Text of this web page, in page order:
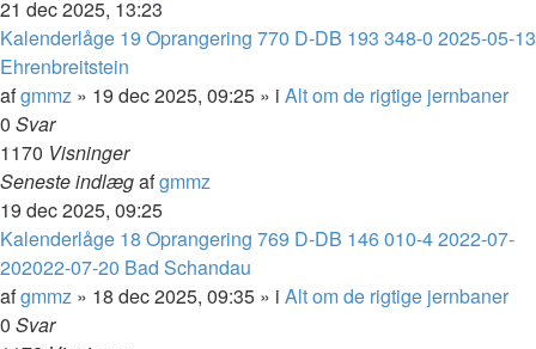
21 dec 2025, 13:23
Kalenderlåge 19 Oprangering 770 D-DB 193 348-0 2025-05-13
Ehrenbreitstein
afgmmz » 19 dec 2025, 09:25 » i Alt om de rigtige jernbaner
0 Svar
1170 Visninger
Seneste indlægafgmmz
19 dec 2025, 09:25
Kalenderlåge 18 Oprangering 769 D-DB 146 010-4 2022-07-
202022-07-20 Bad Schandau
afgmmz » 18 dec 2025, 09:35 » i Alt om de rigtige jernbaner
0 Svar